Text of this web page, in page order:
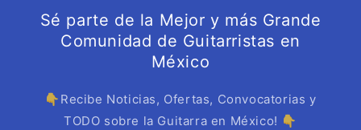
Sé parte de la Mejor y más Grande
Comunidad de Guitarristas en
México
👇Recibe Noticias, Ofertas, Convocatorias y
TODO sobre la Guitarra en México! 👇